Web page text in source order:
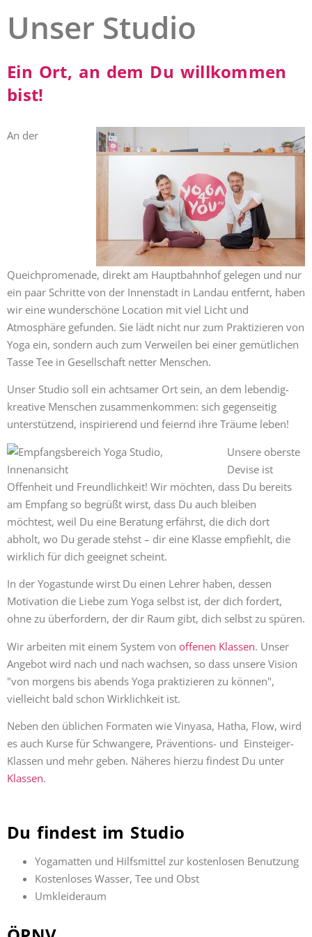
Unser Studio
Ein Ort, an dem Du willkommen
bist!
An der
Queichpromenade, direkt am Hauptbahnhof gelegen und nur
ein paar Schritte von der Innenstadt in Landau entfernt, haben
wir eine wunderschöne Location mit viel Licht und
Atmosphäre gefunden. Sie lädt nicht nur zum Praktizieren von
Yoga ein, sondern auch zum Verweilen bei einer gemütlichen
Tasse Tee in Gesellschaft netter Menschen.
Unser Studio soll ein achtsamer Ort sein, an dem lebendig-
kreative Menschen zusammenkommen: sich gegenseitig
unterstützend, inspirierend und feiernd ihre Träume leben!
Unsere oberste
Devise ist
Offenheit und Freundlichkeit! Wir möchten, dass Du bereits
am Empfang so begrüßt wirst, dass Du auch bleiben
möchtest, weil Du eine Beratung erfährst, die dich dort
abholt, wo Du gerade stehst – dir eine Klasse empfiehlt, die
wirklich für dich geeignet scheint.
In der Yogastunde wirst Du einen Lehrer haben, dessen
Motivation die Liebe zum Yoga selbst ist, der dich fordert,
ohne zu überfordern, der dir Raum gibt, dich selbst zu spüren.
Wir arbeiten mit einem System von offenen Klassen. Unser
Angebot wird nach und nach wachsen, so dass unsere Vision
"von morgens bis abends Yoga praktizieren zu können",
vielleicht bald schon Wirklichkeit ist.
Neben den üblichen Formaten wie Vinyasa, Hatha, Flow, wird
es auch Kurse für Schwangere, Präventions- und Einsteiger-
Klassen und mehr geben. Näheres hierzu findest Du unter
Klassen.
Du findest im Studio
Yogamatten und Hilfsmittel zur kostenlosen Benutzung
Kostenloses Wasser, Tee und Obst
Umkleideraum